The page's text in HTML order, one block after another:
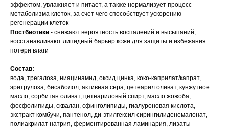
эффектом, увлажняет и питает, а также нормализует процесс
метаболизма клеток, за счет чего способствует ускорению
регенерации клеток
Постбиотики - снижают вероятность воспалений и высыпаний,
восстанавливают липидный барьер кожи для защиты и избежания
потери влаги
Состав:
вода, трегалоза, ниацинамид, оксид цинка, коко-каприлат/капрат,
эритрулоза, бисаболол, активная сера, цетеарил оливат, кунжутное
масло, сорбитан оливат, цетеариловый спирт, масло жожоба,
фосфолипиды, сквалан, сфинголипиды, гиалуроновая кислота,
экстракт комбучи, пантенол, ди-этилгексил сирингилиденемалонат,
полиакрилат натрия, ферментированная ламинария, лизаты